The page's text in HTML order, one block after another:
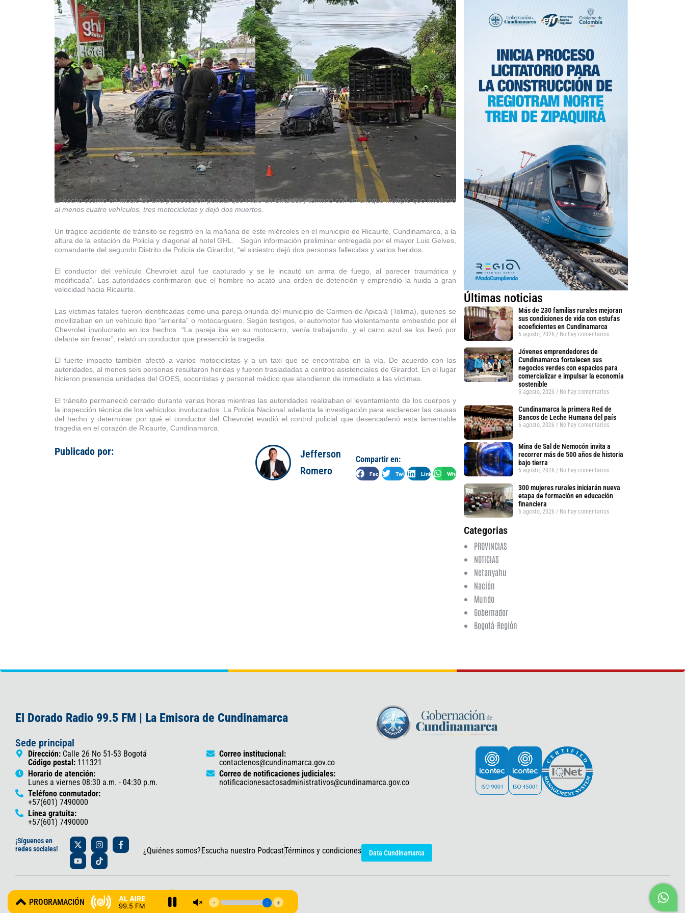
El hecho ocurrió en medio de una persecución policial que inició en Girardot y terminó con un choque múltiple que involucró
al menos cuatro vehículos, tres motocicletas y dejó dos muertos.
Un trágico accidente de tránsito se registró en la mañana de este miércoles en el municipio de Ricaurte, Cundinamarca, a la
altura de la estación de Policía y diagonal al hotel GHL. Según información preliminar entregada por el mayor Luis Gelves,
comandante del segundo Distrito de Policía de Girardot, “el siniestro dejó dos personas fallecidas y varios heridos.
El conductor del vehículo Chevrolet azul fue capturado y se le incautó un arma de fuego, al parecer traumática y
modificada”. Las autoridades confirmaron que el hombre no acató una orden de detención y emprendió la huida a gran
velocidad hacia Ricaurte.
Las víctimas fatales fueron identificadas como una pareja oriunda del municipio de Carmen de Apicalá (Tolima), quienes se
movilizaban en un vehículo tipo“arrierita” o motocarguero. Según testigos, el automotor fue violentamente embestido por el
Chevrolet involucrado en los hechos. “La pareja iba en su motocarro, venía trabajando, y el carro azul se los llevó por
delante sin frenar”, relató un conductor que presenció la tragedia.
El fuerte impacto también afectó a varios motociclistas y a un taxi que se encontraba en la vía. De acuerdo con las
autoridades, al menos seis personas resultaron heridas y fueron trasladadas a centros asistenciales de Girardot. En el lugar
hicieron presencia unidades del GOES, socorristas y personal médico que atendieron de inmediato a las víctimas.
El tránsito permaneció cerrado durante varias horas mientras las autoridades realizaban el levantamiento de los cuerpos y
la inspección técnica de los vehículos involucrados. La Policía Nacional adelanta la investigación para esclarecer las causas
del hecho y determinar por qué el conductor del Chevrolet evadió el control policial que desencadenó esta lamentable
tragedia en el corazón de Ricaurte, Cundinamarca.
Publicado por:
Jefferson
Romero
Compartir en:
Facebook Twitter LinkedIn WhatsApp
Últimas noticias
Más de 230 familias rurales mejoran
sus condiciones de vida con estufas
ecoeficientes en Cundinamarca
6 agosto, 2026 No hay comentarios
Jóvenes emprendedores de
Cundinamarca fortalecen sus
negocios verdes con espacios para
comercializar e impulsar la economía
sostenible
6 agosto, 2026 No hay comentarios
Cundinamarca la primera Red de
Bancos de Leche Humana del país
6 agosto, 2026 No hay comentarios
Mina de Sal de Nemocón invita a
recorrer más de 500 años de historia
bajo tierra
6 agosto, 2026 No hay comentarios
300 mujeres rurales iniciarán nueva
etapa de formación en educación
financiera
6 agosto, 2026 No hay comentarios
Categorias
PROVINCIAS
NOTICIAS
Netanyahu
Nación
Mundo
Gobernador
Bogotá-Región
El Dorado Radio 99.5 FM | La Emisora de Cundinamarca
Sede principal
Dirección: Calle 26 No 51-53 Bogotá
Código postal: 111321
Horario de atención:
Lunes a viernes 08:30 a.m. - 04:30 p.m.
Teléfono conmutador:
+57(601) 7490000
Línea gratuita:
+57(601) 7490000
Correo institucional:
contactenos@cundinamarca.gov.co
Correo de notificaciones judiciales:
notificacionesactosadministrativos@cundinamarca.gov.co
AL AIRE
99.5 FM
¡Síguenos en
redes sociales!
X
-
t
w
i
t
e
r
I
n
s
t
a
r
a
m
F
a
c
o
k
-
Y
o
u
t
u
e
T
i
k
t
o
¿Quiénes somos?Escucha nuestro PodcastTérminos y condiciones Data Cundinamarca
© 2025 Gobernación de Cundinamarca – Oficina de Prensa y Comunicaciones
PROGRAMACIÓN